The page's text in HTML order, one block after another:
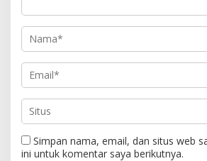
Simpan nama, email, dan situs web
ini untuk komentar saya berikutnya.